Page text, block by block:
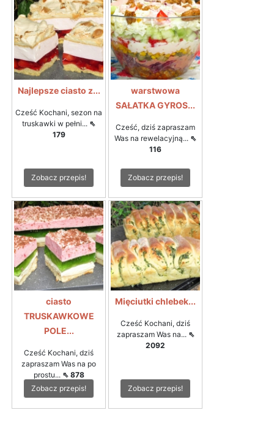
Najlepsze ciasto z...
Cześć Kochani, sezon na
truskawki w pełni... ⇖
179
Zobacz przepis!
warstwowa
SAŁATKA GYROS...
Cześć, dziś zapraszam
Was na rewelacyjną... ⇖
116
Zobacz przepis!
ciasto
TRUSKAWKOWE
POLE...
Cześć Kochani, dziś
zapraszam Was na po
prostu... ⇖ 878
Zobacz przepis!
Mięciutki chlebek...
Cześć Kochani, dziś
zapraszam Was na... ⇖
2092
Zobacz przepis!